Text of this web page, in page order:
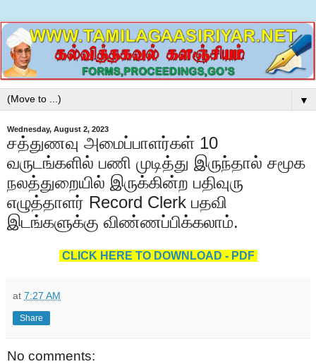
▼
Wednesday, August 2, 2023
சத்துணவு அமைப்பாளர்கள் 10
வருடங்களில் பணி முடித்து இருந்தால் சமூக
நலத்துறையில் இருக்கின்ற பதிவுரு
எழுத்தாளர் Record Clerk பதவி
இடங்களுக்கு விண்ணப்பிக்கலாம்.
CLICK HERE TO DOWNLOAD - PDF
at 7:27 AM
Share
No comments: